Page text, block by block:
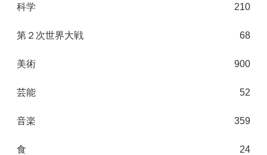
科学 210
第２次世界大戦 68
美術 900
芸能 52
音楽 359
食 24